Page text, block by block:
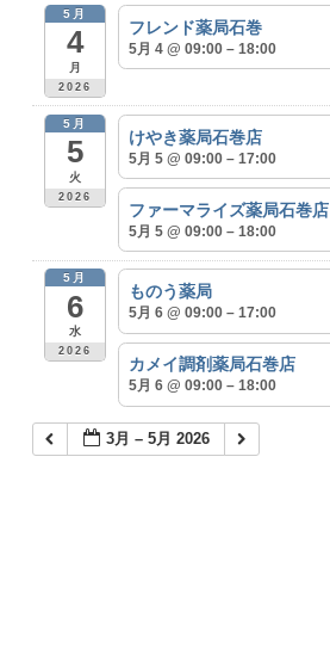
5月
4
月
2026
フレンド薬局石巻
5月 4 @ 09:00 – 18:00
5月
5
火
2026
けやき薬局石巻店
5月 5 @ 09:00 – 17:00
ファーマライズ薬局石巻店
5月 5 @ 09:00 – 18:00
5月
6
水
2026
ものう薬局
5月 6 @ 09:00 – 17:00
カメイ調剤薬局石巻店
5月 6 @ 09:00 – 18:00
3月 – 5月 2026